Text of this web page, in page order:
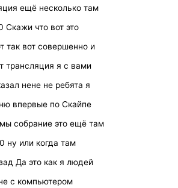
ещё несколько там
Скажи что вот это
так вот совершенно и
трансляция я с вами
нене не ребята я
впервые по Скайпе
собрание это ещё там
ну или когда там
Да это как я людей
с компьютером